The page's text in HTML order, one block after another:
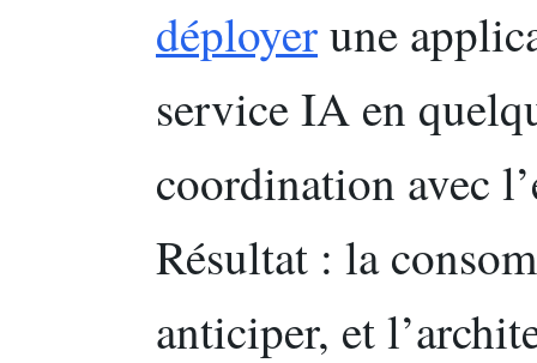
déployerune
service IA en
coordination avec
Résultat : la
anticiper, et